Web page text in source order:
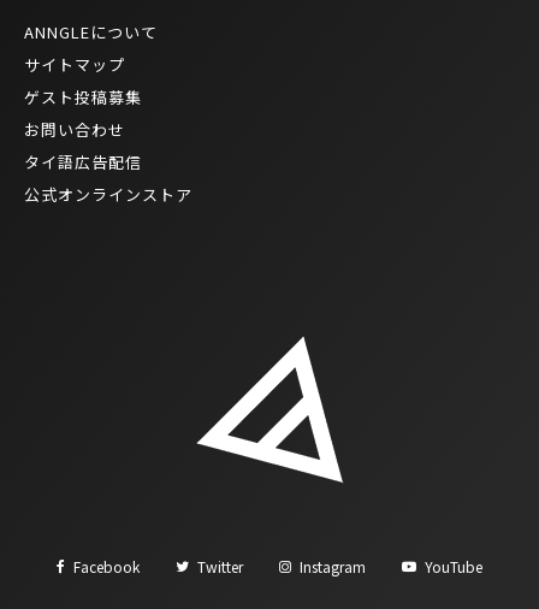
ANNGLEについて
サイトマップ
ゲスト投稿募集
お問い合わせ
タイ語広告配信
公式オンラインストア
Facebook Twitter Instagram YouTube